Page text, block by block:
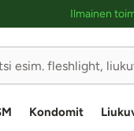
Ilmainen
Kondomit